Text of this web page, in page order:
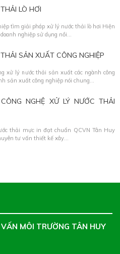
LÒ HƠI
tìm giải pháp xử lý nước thải lò hơi Hiện
nghiệp sử dụng nồi...
SẢN XUẤT CÔNG NGHIỆP
xử lý nước thải sản xuất các ngành công
sản xuất công nghiệp nói chung...
NGHỆ XỬ LÝ NƯỚC THẢI
thải mực in đạt chuẩn QCVN Tân Huy
tư vấn thiết kế xây...
MÔI TRƯỜNG TÂN HUY